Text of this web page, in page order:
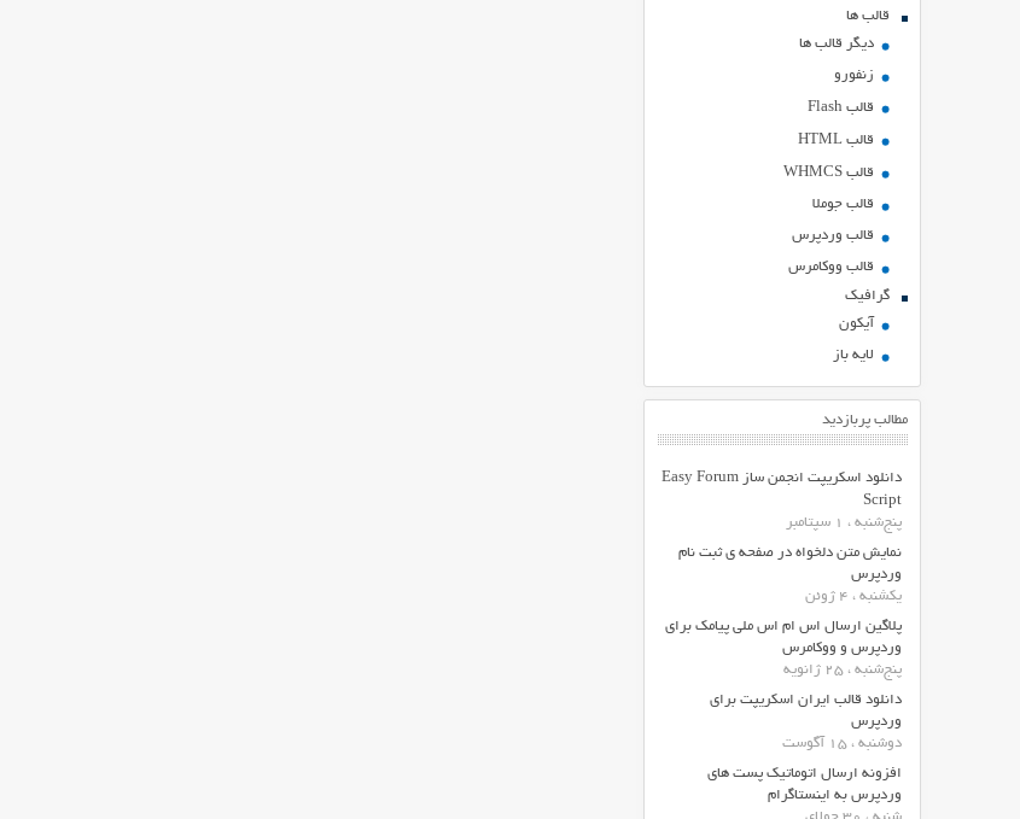
قالب ها
دیگر قالب ها
زنفورو
قالب Flash
قالب HTML
قالب WHMCS
قالب جوملا
قالب وردپرس
قالب ووکامرس
گرافیک
آیکون
لایه باز
مطالب پربازدید
دانلود اسکریپت انجمن ساز Easy Forum
Script
پنج‌شنبه ، 1 سپتامبر
نمایش متن دلخواه در صفحه ی ثبت نام
وردپرس
یکشنبه ، 4 ژوئن
پلاگین ارسال اس ام اس ملی پیامک برای
وردپرس و ووکامرس
پنج‌شنبه ، 25 ژانویه
دانلود قالب ایران اسکریپت برای
وردپرس
دوشنبه ، 15 آگوست
افزونه ارسال اتوماتیک پست های
وردپرس به اینستاگرام